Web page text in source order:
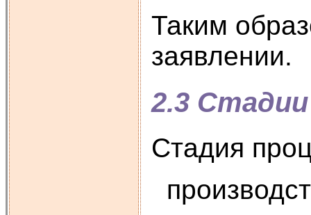
Таким
заявлении.
2.3 Стадии
Стадия